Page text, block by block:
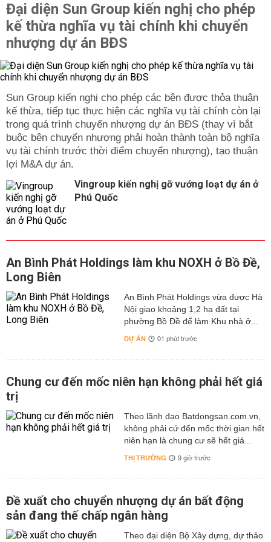
Đại diện Sun Group kiến nghị cho phép
kế thừa nghĩa vụ tài chính khi chuyển
nhượng dự án BĐS
Sun Group kiến nghị cho phép các bên được thỏa thuận
kế thừa, tiếp tục thực hiện các nghĩa vụ tài chính còn lại
trong quá trình chuyển nhượng dự án BĐS (thay vì bắt
buộc bên chuyển nhượng phải hoàn thành toàn bộ nghĩa
vụ tài chính trước thời điểm chuyển nhượng), tạo thuận
lợi M&A dự án.
Vingroup kiến nghị gỡ vướng loạt dự án ở
Phú Quốc
An Bình Phát Holdings làm khu NOXH ở Bồ Đề,
Long Biên
An Bình Phát Holdings vừa được Hà
Nội giao khoảng 1,2 ha đất tại
phường Bồ Đề để làm Khu nhà ở...
DỰ ÁN 01 phút trước
Chung cư đến mốc niên hạn không phải hết giá
trị
Theo lãnh đạo Batdongsan.com.vn,
không phải cứ đến mốc thời gian hết
niên hạn là chung cư sẽ hết giá...
THỊ TRƯỜNG 9 giờ trước
Đề xuất cho chuyển nhượng dự án bất động
sản đang thế chấp ngân hàng
Theo đại diện Bộ Xây dựng, dự thảo